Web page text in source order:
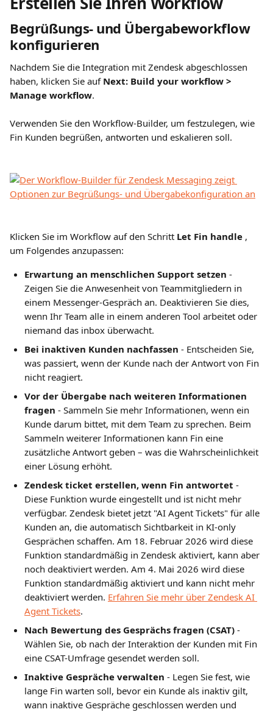
Begrüßungs- und Übergabeworkflow
konfigurieren
Nachdem Sie die Integration mit Zendesk abgeschlossen
haben, klicken Sie auf Next: Build your workflow >
Manage workflow.
Verwenden Sie den Workflow-Builder, um festzulegen, wie
Fin Kunden begrüßen, antworten und eskalieren soll.
Klicken Sie im Workflow auf den Schritt Let Fin handle ,
um Folgendes anzupassen:
Erwartung an menschlichen Support setzen -
Zeigen Sie die Anwesenheit von Teammitgliedern in
einem Messenger-Gespräch an. Deaktivieren Sie dies,
wenn Ihr Team alle in einem anderen Tool arbeitet oder
niemand das inbox überwacht.
Bei inaktiven Kunden nachfassen - Entscheiden Sie,
was passiert, wenn der Kunde nach der Antwort von Fin
nicht reagiert.
Vor der Übergabe nach weiteren Informationen
fragen - Sammeln Sie mehr Informationen, wenn ein
Kunde darum bittet, mit dem Team zu sprechen. Beim
Sammeln weiterer Informationen kann Fin eine
zusätzliche Antwort geben – was die Wahrscheinlichkeit
einer Lösung erhöht.
Zendesk ticket erstellen, wenn Fin antwortet -
Diese Funktion wurde eingestellt und ist nicht mehr
verfügbar. Zendesk bietet jetzt "AI Agent Tickets" für alle
Kunden an, die automatisch Sichtbarkeit in KI-only
Gesprächen schaffen. Am 18. Februar 2026 wird diese
Funktion standardmäßig in Zendesk aktiviert, kann aber
noch deaktiviert werden. Am 4. Mai 2026 wird diese
Funktion standardmäßig aktiviert und kann nicht mehr
deaktiviert werden. Erfahren Sie mehr über Zendesk AI
Agent Tickets.
Nach Bewertung des Gesprächs fragen (CSAT) -
Wählen Sie, ob nach der Interaktion der Kunden mit Fin
eine CSAT-Umfrage gesendet werden soll.
Inaktive Gespräche verwalten - Legen Sie fest, wie
lange Fin warten soll, bevor ein Kunde als inaktiv gilt,
wann inaktive Gespräche geschlossen werden und